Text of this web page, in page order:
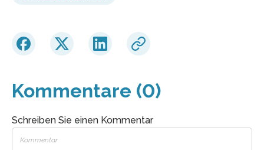
Kommentare (0)
Schreiben Sie einen Kommentar